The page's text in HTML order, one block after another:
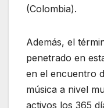
(Colombia).
Además, el
penetrado en
en el encuentro
música a nivel
activos los 365